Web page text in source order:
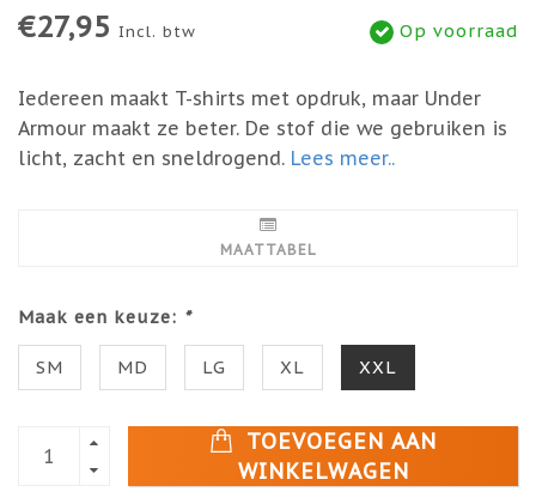
€27,95 Incl. btw Op voorraad
Iedereen maakt T-shirts met opdruk, maar Under
Armour maakt ze beter. De stof die we gebruiken is
licht, zacht en sneldrogend. Lees meer..
MAATTABEL
Maak een keuze: *
SM MD LG XL XXL
TOEVOEGEN AAN
WINKELWAGEN